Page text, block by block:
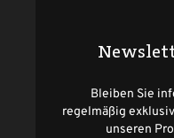
Bleiben Sie
regelmäßig
unseren